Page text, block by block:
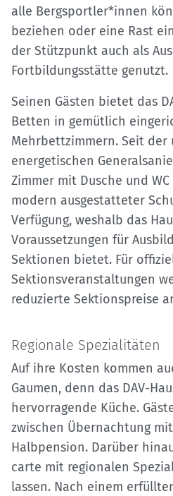
alle Bergsportler*innen
beziehen oder eine Rast
der Stützpunkt auch als
Fortbildungsstätte genutzt.
Seinen Gästen bietet das
Betten in gemütlich
Mehrbettzimmern. Seit der
energetischen
Zimmer mit Dusche und
modern ausgestatteter
Verfügung, weshalb das
Voraussetzungen für
Sektionen bietet. Für
Sektionsveranstaltungen
reduzierte Sektionspreise
Regionale Spezialitäten
Auf ihre Kosten kommen
Gaumen, denn das DAV-
hervorragende Küche.
zwischen Übernachtung
Halbpension. Darüber
carte mit regionalen
lassen. Nach einem